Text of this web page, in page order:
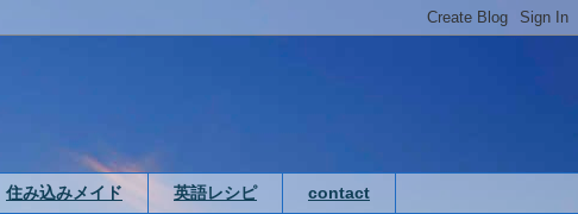
住み込みメイド 英語レシピ contact